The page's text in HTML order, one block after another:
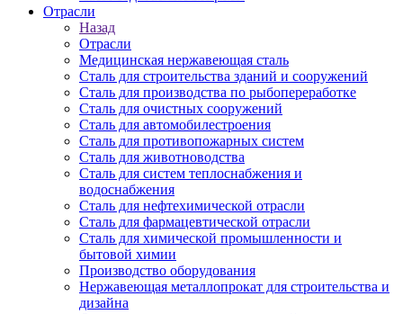
Отрасли
Назад
Отрасли
Медицинcкая нержавеющая сталь
Сталь для строительства зданий и сооружений
Сталь для производства по рыбопереработке
Сталь для очистных сооружений
Сталь для автомобилестроения
Сталь для противопожарных систем
Сталь для животноводства
Сталь для систем теплоснабжения и
водоснабжения
Сталь для нефтехимической отрасли
Сталь для фармацевтической отрасли
Сталь для химической промышленности и
бытовой химии
Производство оборудования
Нержавеющая металлопрокат для строительства и
дизайна